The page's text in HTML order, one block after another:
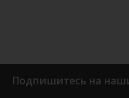
Подпишитесь на